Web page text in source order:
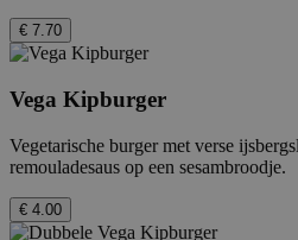
€ 7.70
Vega Kipburger
Vegetarische burger met verse
remouladesaus op een sesambroodje.
€ 4.00